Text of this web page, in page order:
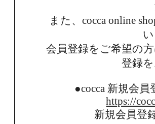
また、cocca online
会員登録をご希望の
登録
●cocca 新規会
https://
新規会員登